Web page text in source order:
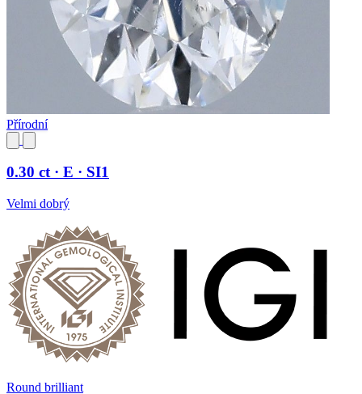
Přírodní
0.30 ct · E · SI1
Velmi dobrý
Round brilliant